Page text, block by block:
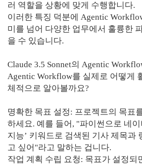
러 역할을 상황에 맞게 수행합니다.
이러한 특징 덕분에 Agentic
미를 넘어 다양한 업무에서 훌륭한
을 수 있습니다.
Claude 3.5 Sonnet의 Agentic
Agentic Workflow를 실제로 어떻게
체적으로 알아볼까요?
명확한 목표 설정: 프로젝트의 목표
하세요. 예를 들어, "파이썬으로 네
지능’ 키워드로 검색된 기사 제목과
고 싶어"라고 말하는 겁니다.
작업 계획 수립 요청: 목표가 설정되